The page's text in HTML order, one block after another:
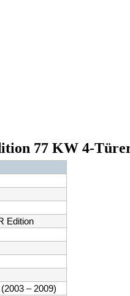
77 KW 4-
Edition
– 2009)